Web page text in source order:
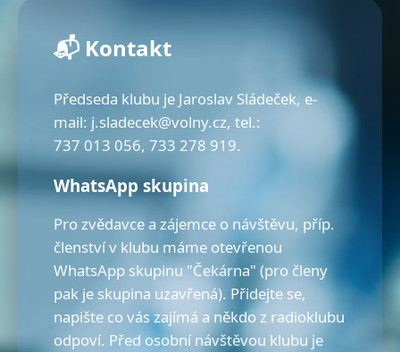
📬 Kontakt
Předseda klubu je Jaroslav Sládeček, e-
mail: j.sladecek@volny.cz, tel.:
737 013 056, 733 278 919.
WhatsApp skupina
Pro zvědavce a zájemce o návštěvu, příp.
členství v klubu máme otevřenou
WhatsApp skupinu "Čekárna" (pro členy
pak je skupina uzavřená). Přidejte se,
napište co vás zajímá a někdo z radioklubu
odpoví. Před osobní návštěvou klubu je